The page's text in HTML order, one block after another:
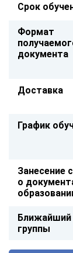
Срок
Формат
документа
Доставка
График
Занесение
о
Ближайший
группы